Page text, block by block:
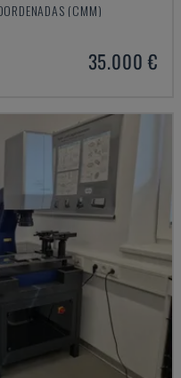
(CMM)
35.000 €